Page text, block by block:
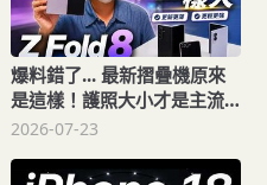
爆料錯了... 最新摺疊機原來
是這樣！護照大小才是主流
Samsung Galaxy Z Fold 8,
正式上手
2026-07-23